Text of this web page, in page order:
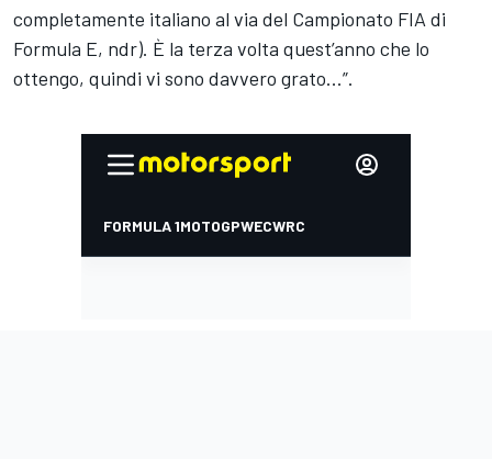
completamente italiano al via del Campionato FIA di
Formula E, ndr). È la terza volta quest’anno che lo
ottengo, quindi vi sono davvero grato...”.